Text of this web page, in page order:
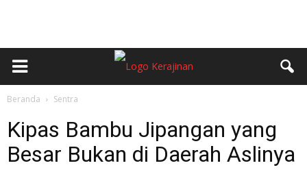
Beranda Sentra
Kipas Bambu Jipangan yang
Besar Bukan di Daerah Aslinya